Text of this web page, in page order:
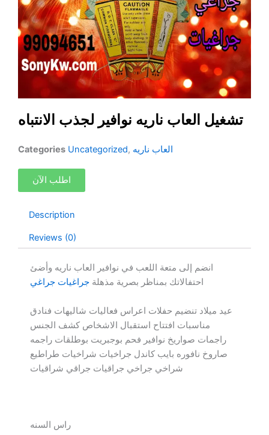
p
p
r
e
تشغيل العاب ناريه نوافير لجذب الانتباه
Categories Uncategorized, العاب ناريه
اطلب الآن
Description
Reviews (0)
انضم إلى متعة اللعب في نوافير العاب ناريه وأضئ
احتفالاتك بمناظر بصرية مذهلة جراغيات جراغي
عيد ميلاد تنضيم حفلات اعراس فعاليات شاليهات فنادق
مناسبات افتتاح استقبال الاشخاص كشف الجنس
راجمات صواريخ نوافير فحم بوجبريت بوطلقات راجمه
صاروخ نافوره بايب كاندل جراخيات شراخيات طراطيع
شراخي جراخي جراقيات جراقي شراقيات
راس السنه